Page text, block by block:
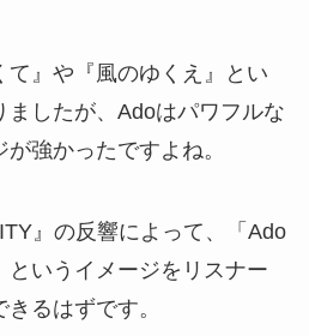
て』や『風のゆくえ』とい
ましたが、Adoはパワフルな
強かったですよね。
』の反響によって、「Ado
というイメージをリスナー
るはずです。